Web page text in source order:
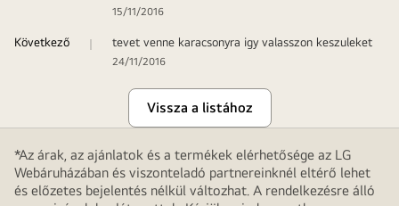
15/11/2016
Következő tevet venne karacsonyra igy valasszon keszuleket
24/11/2016
Vissza a listához
*Az árak, az ajánlatok és a termékek elérhetősége az LG
Webáruházában és viszonteladó partnereinknél eltérő lehet
és előzetes bejelentés nélkül változhat. A rendelkezésre álló